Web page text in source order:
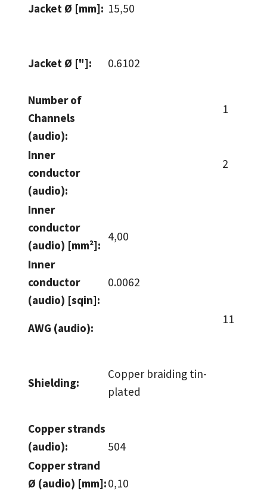
Jacket Ø [mm]: 15,50
Jacket Ø ["]: 0.6102
Number of
Channels
(audio):
1
Inner
conductor
(audio):
2
Inner
conductor
(audio) [mm²]:
4,00
Inner
conductor
(audio) [sqin]:
0.0062
AWG (audio):
11
Shielding:
Copper braiding tin-
plated
Copper strands
(audio):
504
Copper strand
Ø (audio) [mm]:0,10